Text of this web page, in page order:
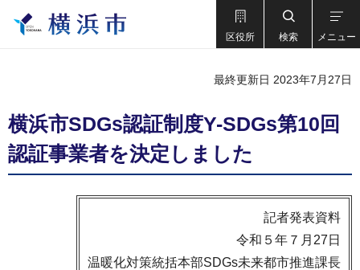
区役所 検索 メニュー
最終更新日 2023年7月27日
横浜市SDGs認証制度Y-SDGs第10回
認証事業者を決定しました
記者発表資料
令和５年７月27日
温暖化対策統括本部SDGs未来都市推進課長